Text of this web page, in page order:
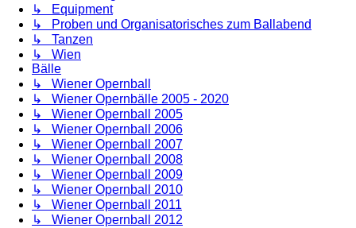
↳ Equipment
↳ Proben und Organisatorisches zum Ballabend
↳ Tanzen
↳ Wien
Bälle
↳ Wiener Opernball
↳ Wiener Opernbälle 2005 - 2020
↳ Wiener Opernball 2005
↳ Wiener Opernball 2006
↳ Wiener Opernball 2007
↳ Wiener Opernball 2008
↳ Wiener Opernball 2009
↳ Wiener Opernball 2010
↳ Wiener Opernball 2011
↳ Wiener Opernball 2012